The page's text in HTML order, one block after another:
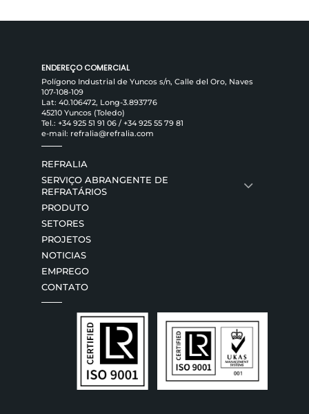
ENDEREÇO ​​COMERCIAL
Polígono Industrial de Yuncos s/n, Calle del Oro, Naves
107-108-109
Lat: 40.106472, Long-3.893776
45210 Yuncos (Toledo)
Tel.: +34 925 51 91 06 / +34 925 55 79 81
e-mail: refralia@refralia.com
REFRALIA
SERVIÇO ABRANGENTE DE
REFRATÁRIOS
PRODUTO
SETORES
PROJETOS
NOTICIAS
EMPREGO
CONTATO